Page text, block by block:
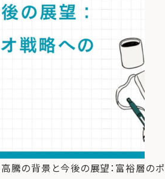
騰の背景と今後の展望：富裕層のポ